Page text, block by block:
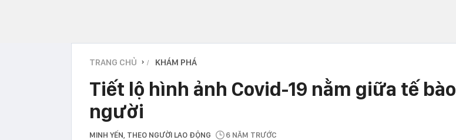
TRANG CHỦ › KHÁM PHÁ
Tiết lộ hình ảnh Covid-19 nằm giữa tế bào
người
MINH YẾN , THEO NGƯỜI LAO ĐỘNG 6 NĂM TRƯỚC